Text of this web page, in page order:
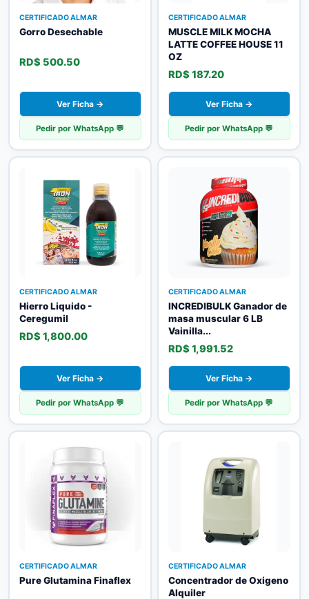
CERTIFICADO ALMAR
Gorro Desechable
RD$ 500.50
Ver Ficha →
Pedir por WhatsApp 💬
CERTIFICADO ALMAR
MUSCLE MILK MOCHA
LATTE COFFEE HOUSE 11
OZ
RD$ 187.20
Ver Ficha →
Pedir por WhatsApp 💬
CERTIFICADO ALMAR
Hierro Liquido -
Ceregumil
RD$ 1,800.00
Ver Ficha →
Pedir por WhatsApp 💬
CERTIFICADO ALMAR
INCREDIBULK Ganador de
masa muscular 6 LB
Vainilla...
RD$ 1,991.52
Ver Ficha →
Pedir por WhatsApp 💬
CERTIFICADO ALMAR
Pure Glutamina Finaflex
CERTIFICADO ALMAR
Concentrador de Oxigeno
Alquiler